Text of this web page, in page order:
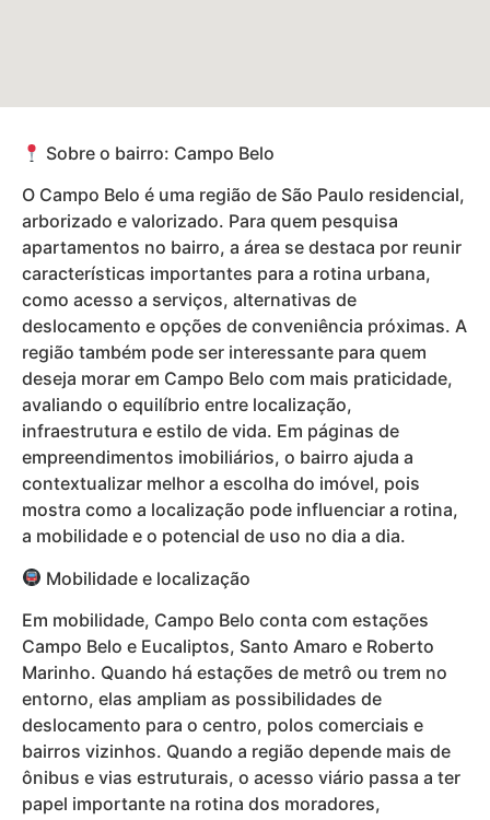
Sobre o bairro: Campo Belo
O Campo Belo é uma região de São Paulo residencial,
arborizado e valorizado. Para quem pesquisa
apartamentos no bairro, a área se destaca por reunir
características importantes para a rotina urbana,
como acesso a serviços, alternativas de
deslocamento e opções de conveniência próximas. A
região também pode ser interessante para quem
deseja morar em Campo Belo com mais praticidade,
avaliando o equilíbrio entre localização,
infraestrutura e estilo de vida. Em páginas de
empreendimentos imobiliários, o bairro ajuda a
contextualizar melhor a escolha do imóvel, pois
mostra como a localização pode influenciar a rotina,
a mobilidade e o potencial de uso no dia a dia.
Mobilidade e localização
Em mobilidade, Campo Belo conta com estações
Campo Belo e Eucaliptos, Santo Amaro e Roberto
Marinho. Quando há estações de metrô ou trem no
entorno, elas ampliam as possibilidades de
deslocamento para o centro, polos comerciais e
bairros vizinhos. Quando a região depende mais de
ônibus e vias estruturais, o acesso viário passa a ter
papel importante na rotina dos moradores,